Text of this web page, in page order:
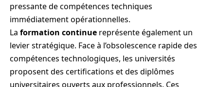
pressante de compétences techniques
immédiatement opérationnelles.
La formation continue représente également un
levier stratégique. Face à l’obsolescence rapide des
compétences technologiques, les universités
proposent des certifications et des diplômes
universitaires ouverts aux professionnels. Ces